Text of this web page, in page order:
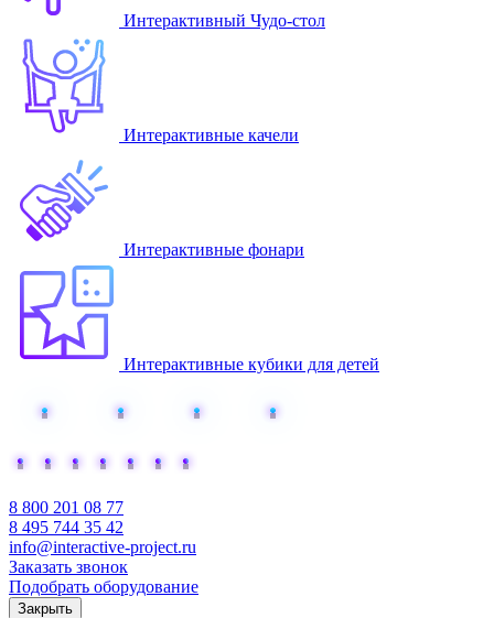
Интерактивный Чудо-стол
Интерактивные качели
Интерактивные фонари
Интерактивные кубики для детей
8 800 201 08 77
8 495 744 35 42
info@interactive-project.ru
Заказать звонок
Подобрать оборудование
Закрыть